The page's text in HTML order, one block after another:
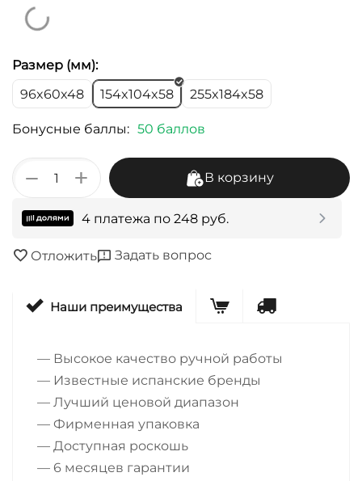
Размер (мм):
96x60x48
154x104x58 255x184x58
Бонусные баллы: 50 баллов
+
− В корзину
4 платежа по 248 руб.
Отложить Задать вопрос
Наши преимущества
— Высокое качество ручной работы
— Известные испанские бренды
— Лучший ценовой диапазон
— Фирменная упаковка
— Доступная роскошь
— 6 месяцев гарантии